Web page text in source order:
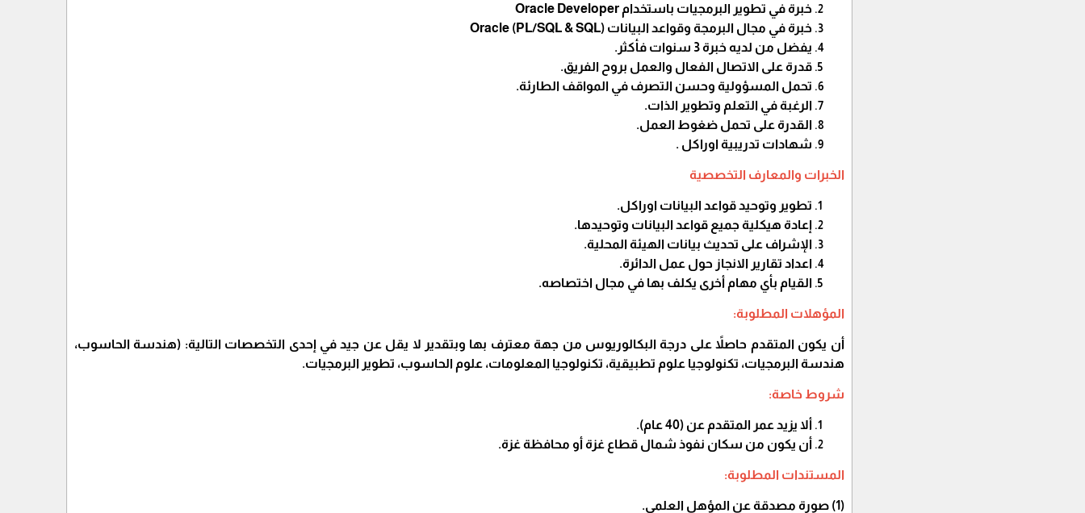
خبرة في تطوير البرمجيات باستخدام Oracle Developer
خبرة في مجال البرمجة وقواعد البيانات Oracle (PL/SQL & SQL)
يفضل من لديه خبرة 3 سنوات فأكثر.
قدرة على الاتصال الفعال والعمل بروح الفريق.
تحمل المسؤولية وحسن التصرف في المواقف الطارئة.
الرغبة في التعلم وتطوير الذات.
القدرة على تحمل ضغوط العمل.
شهادات تدريبية اوراكل .
الخبرات والمعارف التخصصية
تطوير وتوحيد قواعد البيانات اوراكل.
إعادة هيكلية جميع قواعد البيانات وتوحيدها.
الإشراف على تحديث بيانات الهيئة المحلية.
اعداد تقارير الانجاز حول عمل الدائرة.
القيام بأي مهام أخرى يكلف بها في مجال اختصاصه.
المؤهلات المطلوبة:
أن يكون المتقدم حاصلاً على درجة البكالوريوس من جهة معترف بها وبتقدير لا يقل عن جيد في إحدى التخصصات التالية: (هندسة الحاسوب،
هندسة البرمجيات، تكنولوجيا علوم تطبيقية، تكنولوجيا المعلومات، علوم الحاسوب، تطوير البرمجيات.
شروط خاصة:
ألا يزيد عمر المتقدم عن (40 عام).
أن يكون من سكان نفوذ شمال قطاع غزة أو محافظة غزة.
المستندات المطلوبة:
(1) صورة مصدقة عن المؤهل العلمي.